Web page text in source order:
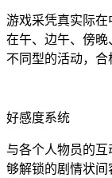
游戏采凭真实际在
在午、边午、傍
不同型的活动，合
好感度系统
与各个人物员的
够解锁的剧情状